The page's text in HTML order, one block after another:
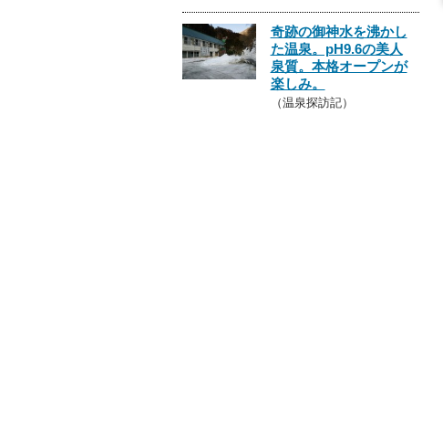
奇跡の御神水を沸かし
た温泉。pH9.6の美人
泉質。本格オープンが
楽しみ。
（温泉探訪記）